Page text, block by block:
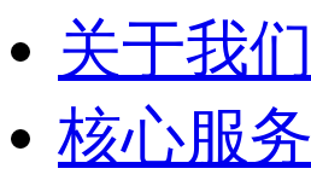
关于我们
核心服务